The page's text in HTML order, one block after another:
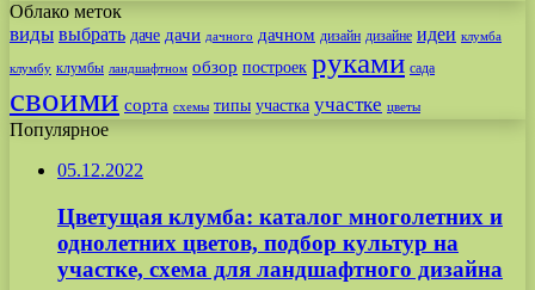
Облако меток
виды выбрать даче дачи дачного дачном дизайн дизайне идеи клумба
клумбу клумбы ландшафтном обзор построек руками сада
своими сорта схемы типы участка участке цветы
Популярное
05.12.2022
Цветущая клумба: каталог многолетних и
однолетних цветов, подбор культур на
участке, схема для ландшафтного дизайна